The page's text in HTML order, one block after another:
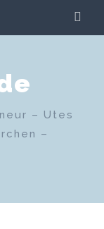
– Utes
–